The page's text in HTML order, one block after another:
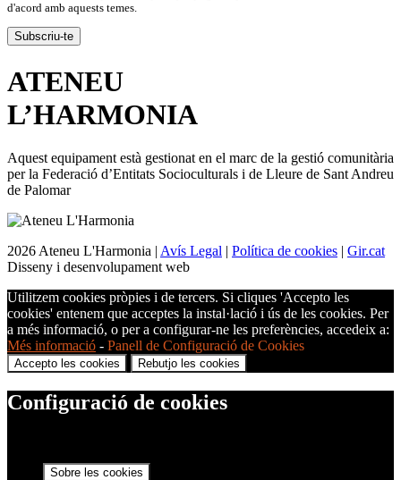
d'acord amb aquests temes.
ATENEU
L’HARMONIA
Aquest equipament està gestionat en el marc de la gestió comunitària
per la Federació d’Entitats Socioculturals i de Lleure de Sant Andreu
de Palomar
2026 Ateneu L'Harmonia | Avís Legal | Política de cookies | Gir.cat
Disseny i desenvolupament web
Utilitzem cookies pròpies i de tercers. Si cliques 'Accepto les
cookies' entenem que acceptes la instal·lació i ús de les cookies. Per
a més informació, o per a configurar-ne les preferències, accedeix a:
Més informació - Panell de Configuració de Cookies
Accepto les cookies Rebutjo les cookies
Configuració de cookies
Sobre les cookies